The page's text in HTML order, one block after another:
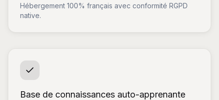
Hébergement 100% français avec conformité RGPD
native.
Base de connaissances auto-apprenante